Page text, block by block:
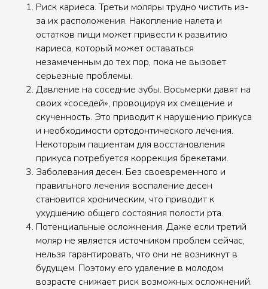
Риск кариеса. Третьи моляры трудно чистить из-
за их расположения. Накопление налета и
остатков пищи может привести к развитию
кариеса, который может оставаться
незамеченным до тех пор, пока не вызовет
серьезные проблемы.
Давление на соседние зубы. Восьмерки давят на
своих «соседей», провоцируя их смещение и
скученность. Это приводит к нарушению прикуса
и необходимости ортодонтического лечения.
Некоторым пациентам для восстановления
прикуса потребуется коррекция брекетами.
Заболевания десен. Без своевременного и
правильного лечения воспаление десен
становится хроническим, что приводит к
ухудшению общего состояния полости рта.
Потенциальные осложнения. Даже если третий
моляр не является источником проблем сейчас,
нельзя гарантировать, что они не возникнут в
будущем. Поэтому его удаление в молодом
возрасте снижает риск возможных осложнений.